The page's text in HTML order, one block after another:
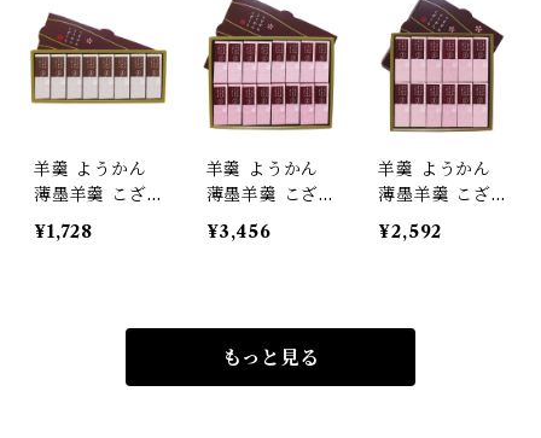
羊羹 ようかん
薄墨羊羹 こざ
くら 黒糖 8個
入
¥1,728
羊羹 ようかん
薄墨羊羹 こざ
くら 小豆 16個
入
¥3,456
羊羹 ようかん
薄墨羊羹 こざ
くら 小豆 12個
入
¥2,592
もっと見る